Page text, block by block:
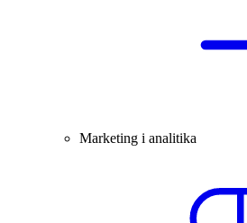
Marketing i analitika